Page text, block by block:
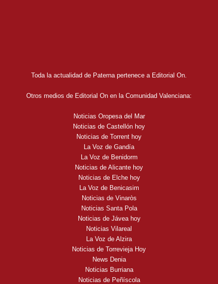
Toda la actualidad de Paterna pertenece a Editorial On.
Otros medios de Editorial On en la Comunidad Valenciana:
Noticias Oropesa del Mar
Noticias de Castellón hoy
Noticias de Torrent hoy
La Voz de Gandía
La Voz de Benidorm
Noticias de Alicante hoy
Noticias de Elche hoy
La Voz de Benicasim
Noticias de Vinaròs
Noticias Santa Pola
Noticias de Jávea hoy
Noticias Vilareal
La Voz de Alzira
Noticias de Torrevieja Hoy
News Denia
Noticias Burriana
Noticias de Peñíscola